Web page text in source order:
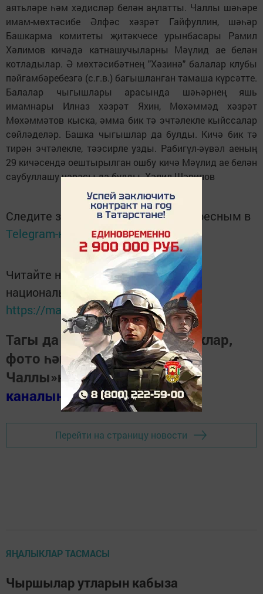
аятьләре һәм хәдисләр белән аңлатты. Чаллы шәһәре
имам-мөхтәсибе Әлфәс хәзрәт Гайфуллин, шәһәр
Башкарма комитеты җитәкчесе урынбасары Рамил
Хәлимов кичәдә катнашучыларны Мәүлид ае белән
котладылар. Ә мөхтәсибәтнең "Хәзинә" балалар клубы
пәйгамбәребезгә (с.г.в.) багышланган тамаша күрсәтте.
Балалар чыгышлары арасында шәһәрнең яшь
имамнары Илназ хәзрәт Яхин, Мөхәммәд хәзрәт
Мөхәммәтов кыска, әмма бик тә эчтәлекле кыйссалар
сөйләделәр. Башка чыгышлар да булды. Кичә бик тә
тирән эчтәлекле, тәэсирле узды. Рабигүл-әүвәл аеның
29 кичәсендә оештырылган ошбу кичә Мәүлид ае белән
саубуллашу чарасы да булды. Хәлил Шәрипов
Следите за самым важным и интересным в
Telegram-каналеТатмедиа
Читайте новости Татарстана в
национальном мессенджере MАХ:
https://max.ru/tatmedia
Тагы да кызыклырак яңалыклар,
фото һәм видеолар «Шәһри
Чаллы»ныңMAX
каналында(язылыгыз).
Перейти на страницу новости
ЯҢАЛЫКЛАР ТАСМАСЫ
Чыршылар утларын кабыза